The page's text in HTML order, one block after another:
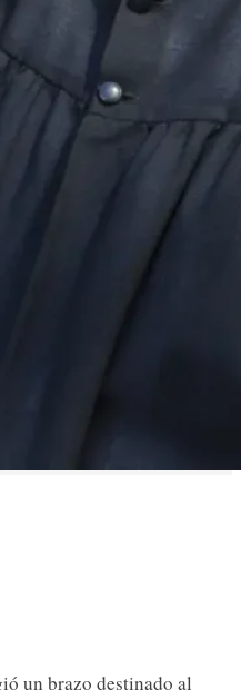
un brazo destinado al